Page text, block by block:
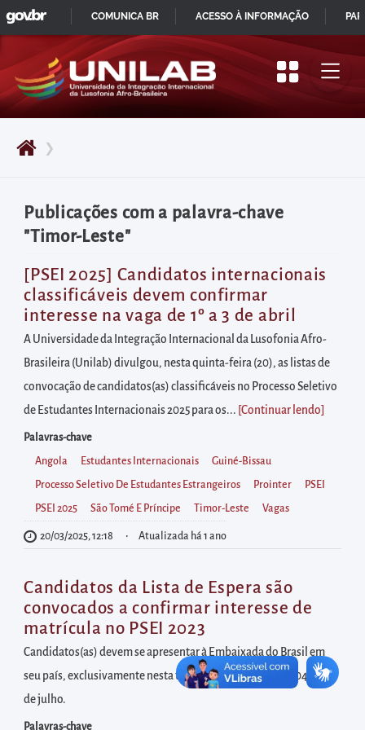
Pular
para
início
do
principal
Acessar
diretamente
o
menu
principal
Acessar
diretamente
à
área
para
realizar
buscas
internas
Acessar
diretamente
as
informações
postas
no
rodapé
❯
Publicações com a palavra-chave
"Timor-Leste"
[PSEI 2025] Candidatos internacionais
classificáveis devem confirmar
interesse na vaga de 1º a 3 de abril
A Universidade da Integração Internacional da Lusofonia Afro-
Brasileira (Unilab) divulgou, nesta quinta-feira (20), as listas de
convocação de candidatos(as) classificáveis no Processo Seletivo
de Estudantes Internacionais 2025 para os... [Continuar lendo
Palavras-chave
Angola Estudantes Internacionais Guiné-Bissau
Processo Seletivo De Estudantes Estrangeiros Prointer PSEI
PSEI 2025 São Tomé E Príncipe Timor-Leste Vagas
20/03/2025, 12:18 Atualizada há 1 ano
Candidatos da Lista de Espera são
convocados a confirmar interesse de
matrícula no PSEI 2023
Candidatos(as) devem se apresentar à Embaixada do Brasil em
seu país, exclusivamente nesta terça e quarta-feira, dias 04 e 05
de julho.
Palavras-chave
IR
PARA
CONTEÚDO
GOVBR
COMUNICA BR ACESSO À INFORMAÇÃO